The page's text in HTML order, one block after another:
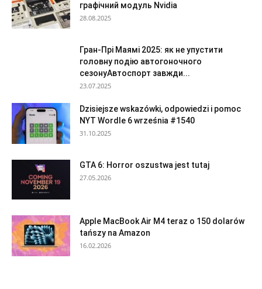
графічний модуль Nvidia
28.08.2025
Гран-Прі Маямі 2025: як не упустити
головну подію автогоночного
сезонуАвтоспорт завжди...
23.07.2025
Dzisiejsze wskazówki, odpowiedzi i pomoc
NYT Wordle 6 września #1540
31.10.2025
GTA 6: Horror oszustwa jest tutaj
27.05.2026
Apple MacBook Air M4 teraz o 150 dolarów
tańszy na Amazon
16.02.2026